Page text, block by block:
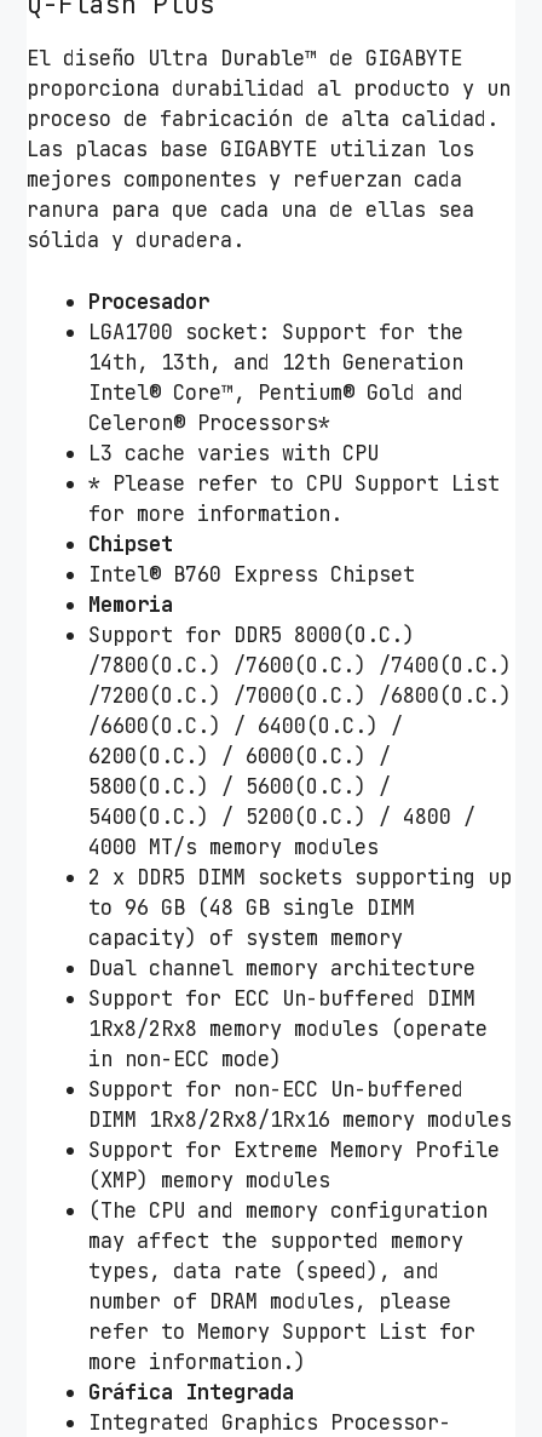
El diseño Ultra Durable™ de GIGABYTE
proporciona durabilidad al producto y un
proceso de fabricación de alta calidad.
Las placas base GIGABYTE utilizan los
mejores componentes y refuerzan cada
ranura para que cada una de ellas sea
sólida y duradera.
Procesador
LGA1700 socket: Support for the
14th, 13th, and 12th Generation
Intel® Core™, Pentium® Gold and
Celeron® Processors*
L3 cache varies with CPU
* Please refer to CPU Support List
for more information.
Chipset
Intel® B760 Express Chipset
Memoria
Support for DDR5 8000(O.C.)
/7800(O.C.) /7600(O.C.) /7400(O.C.)
/7200(O.C.) /7000(O.C.) /6800(O.C.)
/6600(O.C.) / 6400(O.C.) /
6200(O.C.) / 6000(O.C.) /
5800(O.C.) / 5600(O.C.) /
5400(O.C.) / 5200(O.C.) / 4800 /
4000 MT/s memory modules
2 x DDR5 DIMM sockets supporting up
to 96 GB (48 GB single DIMM
capacity) of system memory
Dual channel memory architecture
Support for ECC Un-buffered DIMM
1Rx8/2Rx8 memory modules (operate
in non-ECC mode)
Support for non-ECC Un-buffered
DIMM 1Rx8/2Rx8/1Rx16 memory modules
Support for Extreme Memory Profile
(XMP) memory modules
(The CPU and memory configuration
may affect the supported memory
types, data rate (speed), and
number of DRAM modules, please
refer to Memory Support List for
more information.)
Gráfica Integrada
Integrated Graphics Processor-